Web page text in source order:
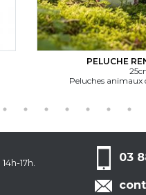
PELUCHE RENARD MBW
Peluches animaux de la forêt/jungle
17h.
03